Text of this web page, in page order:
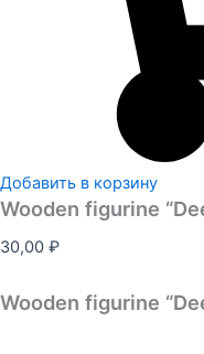
Добавить в корзину
Wooden figurine
30,00 ₽
Wooden figurine